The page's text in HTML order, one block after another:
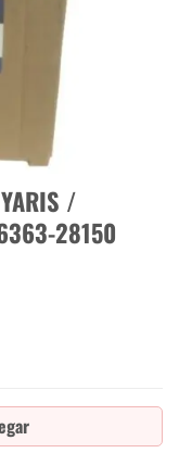
/
28150